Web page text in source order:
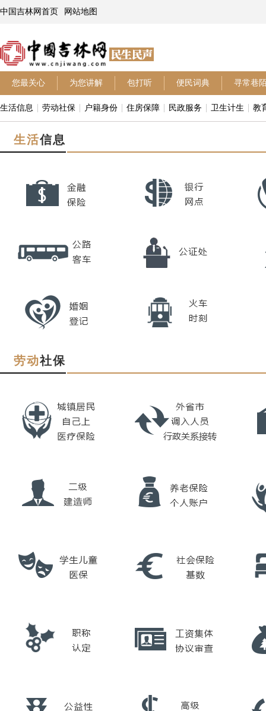
中国吉林网首页 网站地图
您最关心 为您讲解 包打听 便民词典 寻常巷
生活信息 劳动社保 户籍身份 住房保障 民政服务 卫生计生 教
生活信息
劳动社保